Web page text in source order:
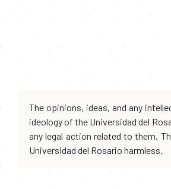
The opinions, ideas, and any
ideology of the Universidad del
any legal action related to them.
Universidad del Rosario harmless.